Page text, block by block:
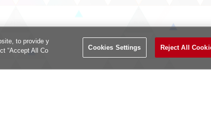
to provide y
“Accept All Co
Cookies Settings Reject All